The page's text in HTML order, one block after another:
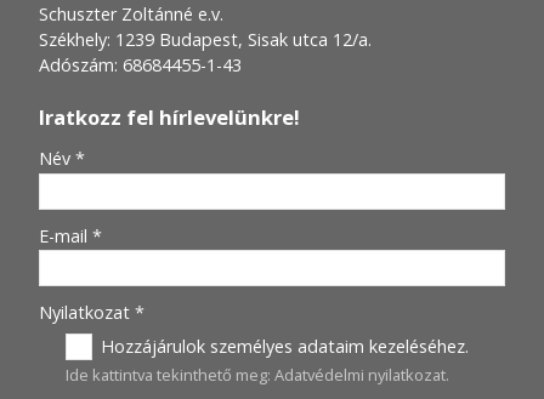
Schuszter Zoltánné e.v.
Székhely: 1239 Budapest, Sisak utca 12/a.
Adószám: 68684455-1-43
Iratkozz fel hírlevelünkre!
-
-
-
Név*
E-mail*
Nyilatkozat*
Hozzájárulok személyes adataim kezeléséhez.
Ide kattintva tekinthető meg: Adatvédelmi nyilatkozat.